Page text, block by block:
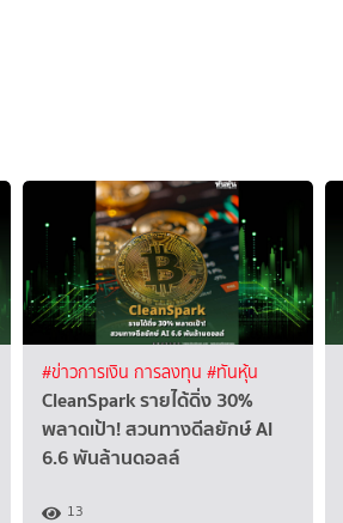
#ข่าวการเงิน การลงทุน #ทันหุ้น
CleanSpark รายได้ดิ่ง 30%
พลาดเป้า! สวนทางดีลยักษ์ AI
6.6 พันล้านดอลล์
13